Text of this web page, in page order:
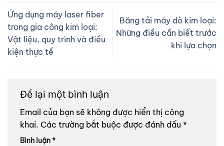
Ứng dụng máy laser fiber
trong gia công kim loại:
Vật liệu, quy trình và điều
kiện thực tế
Băng tải máy dò kim loại:
Những điều cần biết trước
khi lựa chọn
Để lại một bình luận
Email của bạn sẽ không được hiển thị công
khai. Các trường bắt buộc được đánh dấu *
Bình luận*